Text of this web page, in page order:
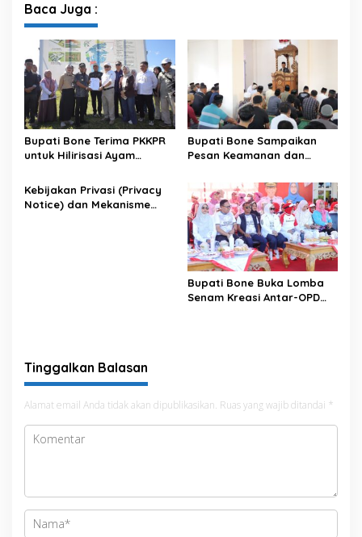
Baca Juga :
Bupati Bone Terima PKKPR
untuk Hilirisasi Ayam
Bupati Bone Sampaikan
Pesan Keamanan dan
Kebijakan Privasi (Privacy
Notice) dan Mekanisme
Bupati Bone Buka Lomba
Senam Kreasi Antar-OPD
Tinggalkan Balasan
Alamat email Anda tidak akan dipublikasikan. Ruas yang wajib ditandai *